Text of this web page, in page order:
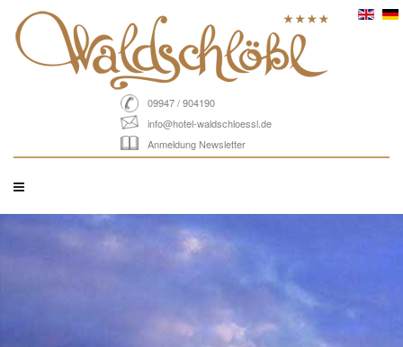
09947 / 904190
info@hotel-waldschloessl.de
Anmeldung Newsletter